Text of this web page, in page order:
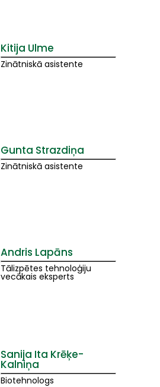
Kitija Ulme
Zinātniskā asistente
Gunta Strazdiņa
Zinātniskā asistente
Andris Lapāns
Tālizpētes tehnoloģiju
vecākais eksperts
Sanija Ita Krēķe-
Kalniņa
Biotehnologs